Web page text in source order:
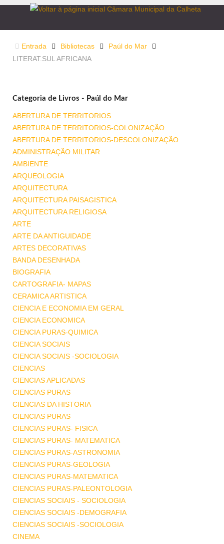
Entrada Bibliotecas
Paúl do Mar
LITERAT.SUL AFRICANA
Categoria de Livros - Paúl do Mar
ABERTURA DE TERRITORIOS
ABERTURA DE TERRITORIOS-COLONIZAÇÃO
ABERTURA DE TERRITORIOS-DESCOLONIZAÇÃO
ADMINISTRAÇÃO MILITAR
AMBIENTE
ARQUEOLOGIA
ARQUITECTURA
ARQUITECTURA PAISAGISTICA
ARQUITECTURA RELIGIOSA
ARTE
ARTE DA ANTIGUIDADE
ARTES DECORATIVAS
BANDA DESENHADA
BIOGRAFIA
CARTOGRAFIA- MAPAS
CERAMICA ARTISTICA
CIENCIA E ECONOMIA EM GERAL
CIENCIA ECONOMICA
CIENCIA PURAS-QUIMICA
CIENCIA SOCIAIS
CIENCIA SOCIAIS -SOCIOLOGIA
CIENCIAS
CIENCIAS APLICADAS
CIENCIAS PURAS
CIENCIAS DA HISTORIA
CIENCIAS PURAS
CIENCIAS PURAS- FISICA
CIENCIAS PURAS- MATEMATICA
CIENCIAS PURAS-ASTRONOMIA
CIENCIAS PURAS-GEOLOGIA
CIENCIAS PURAS-MATEMATICA
CIENCIAS PURAS-PALEONTOLOGIA
CIENCIAS SOCIAIS - SOCIOLOGIA
CIENCIAS SOCIAIS -DEMOGRAFIA
CIENCIAS SOCIAIS -SOCIOLOGIA
CINEMA